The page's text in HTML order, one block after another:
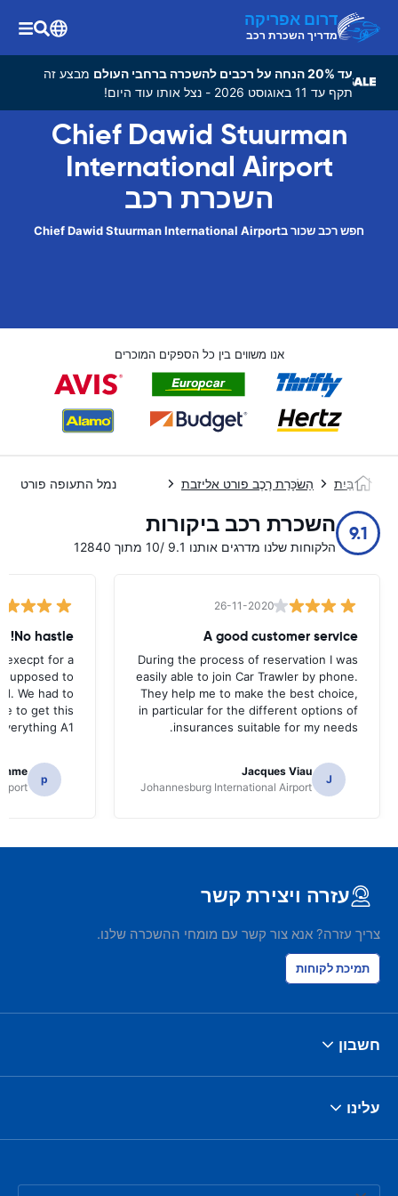
דרום אפריקה
מדריך השכרת רכב
עד 20% הנחה על רכבים להשכרה ברחבי העולם
מבצע זה
תקף עד 11 באוגוסט 2026 - נצל אותו עוד היום!
Chief Dawid Stuurman
International Airport
השכרת רכב
חפש רכב שכור בChief Dawid Stuurman International Airport
אנו משווים בין כל הספקים המוכרים
בַּיִת הַשׂכָּרַת רֶכֶב פורט אליזבת נמל התעופה פורט
9.1 השכרת רכב ביקורות
הלקוחות שלנו מדרגים אותנו 9.1 /10 מתוך 12840
26-11-2020
A good customer service
During the process of reservation I was
easily able to join Car Trawler by phone.
They help me to make the best choice,
in particular for the different options of
insurances suitable for my needs.
J
Jacques Viau
Johannesburg International Airport
No hastle!
execpt for a
to
We had to
to get this
A1
p
עזרה ויצירת קשר
צריך עזרה? אנא צור קשר עם מומחי ההשכרה שלנו.
תמיכת לקוחות
חשבון
עלינו